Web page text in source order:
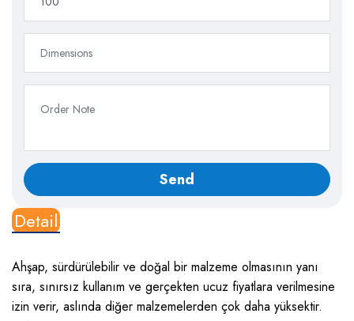
Detail
Ahşap, sürdürülebilir ve doğal bir malzeme olmasının yanı
sıra, sınırsız kullanım ve gerçekten ucuz fiyatlara verilmesine
izin verir, aslında diğer malzemelerden çok daha yüksektir.